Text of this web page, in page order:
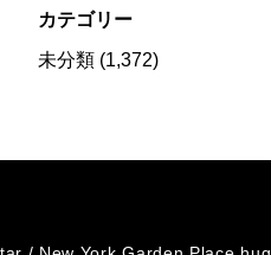
カテゴリー
未分類(1,372)